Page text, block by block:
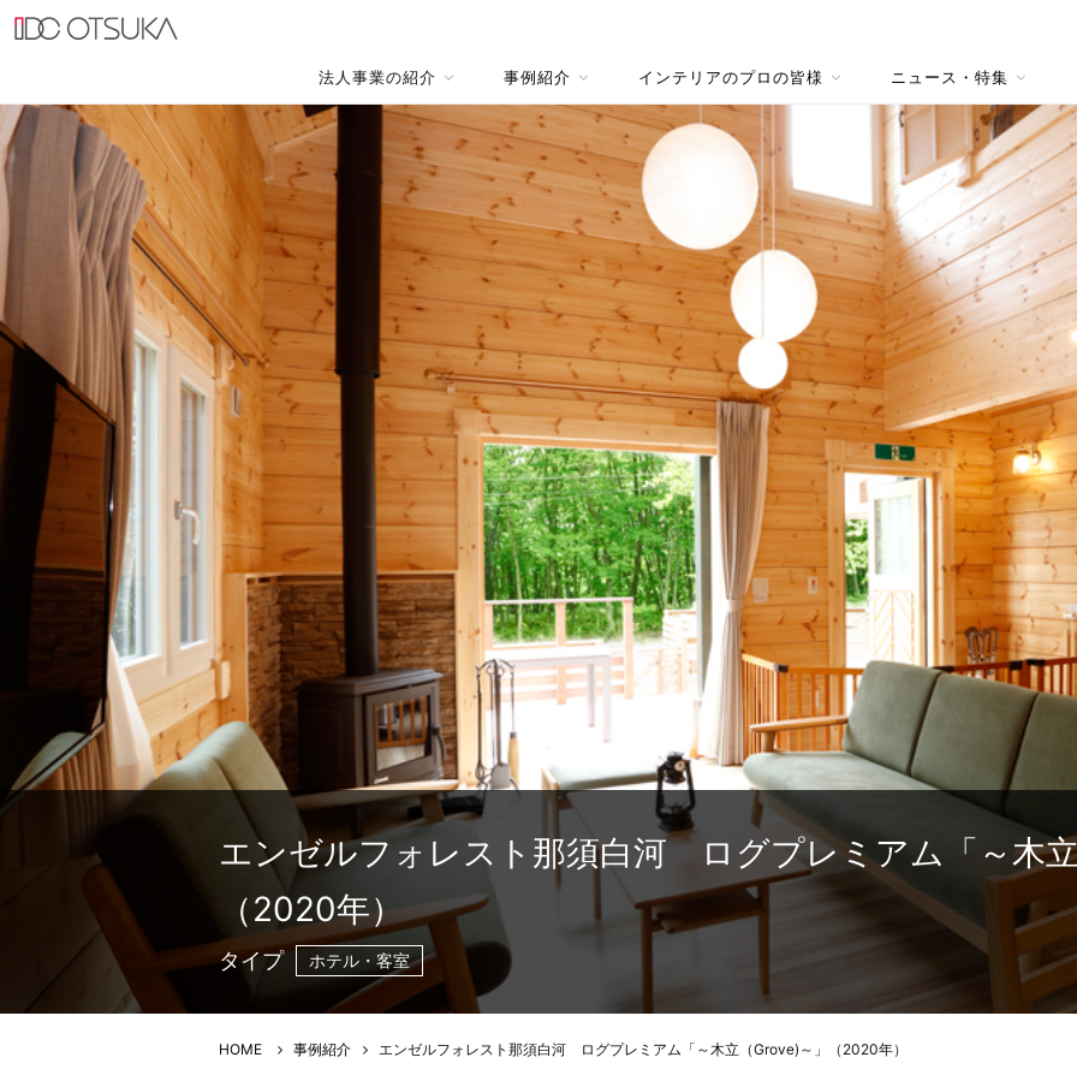
法人事業の紹介 事例紹介 インテリアのプロの皆様 ニュース・特集
エンゼルフォレスト那須白河 ログプレミアム「～木
（2020年）
タイプ ホテル・客室
HOME 事例紹介 エンゼルフォレスト那須白河 ログプレミアム「～木立（Grove)～」（2020年）